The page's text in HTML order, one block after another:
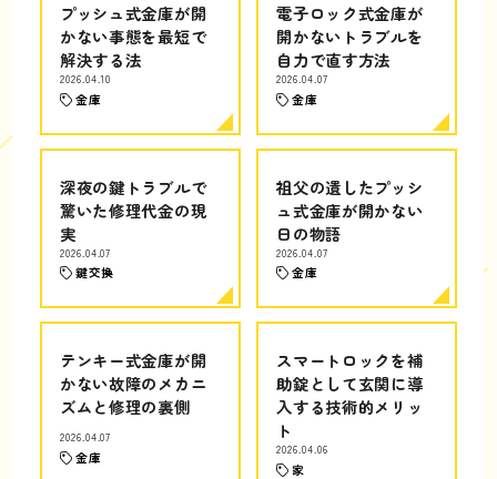
プッシュ式金庫が開
かない事態を最短で
解決する法
2026.04.10
金庫
電子ロック式金庫が
開かないトラブルを
自力で直す方法
2026.04.07
金庫
深夜の鍵トラブルで
驚いた修理代金の現
実
2026.04.07
鍵交換
祖父の遺したプッシ
ュ式金庫が開かない
日の物語
2026.04.07
金庫
テンキー式金庫が開
かない故障のメカニ
ズムと修理の裏側
2026.04.07
金庫
スマートロックを補
助錠として玄関に導
入する技術的メリッ
ト
2026.04.06
家